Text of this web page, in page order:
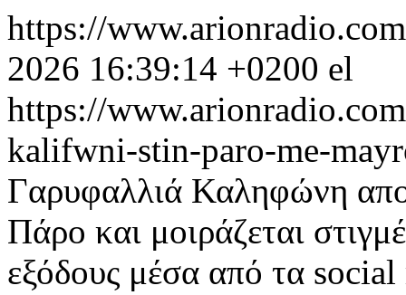
https://
2026 16:39:14 +0200 el
https://
kalifwni-stin-paro-me-
Γαρυφαλλιά Καληφώνη
Πάρο και μοιράζεται
εξόδους μέσα από τα social